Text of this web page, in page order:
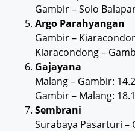
Gambir – Solo
Argo Parahyangan
Gambir –
Kiaracondong –
Gajayana
Malang – Gambir:
Gambir – Malang:
Sembrani
Surabaya Pasarturi –